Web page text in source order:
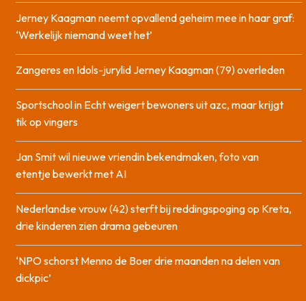
Jerney Kaagman neemt opvallend geheim mee in haar graf:
‘Werkelijk niemand weet het’
Zangeres en Idols-jurylid Jerney Kaagman (79) overleden
Sportschool in Echt weigert bewoners uit azc, maar krijgt
tik op vingers
Jan Smit wil nieuwe vriendin bekendmaken, foto van
etentje bewerkt met AI
Nederlandse vrouw (42) sterft bij reddingspoging op Kreta,
drie kinderen zien drama gebeuren
‘NPO schorst Menno de Boer drie maanden na delen van
dickpic’